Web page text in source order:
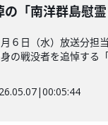
の「南洋群島慰
６日（水）放送分担
の戦没者を追悼する
|00:05:44